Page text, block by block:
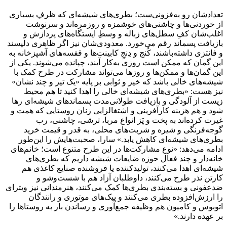
تعدادشان رو به‌فزونی‌ست؛ بطری‌های شیشه‌ای که ظرفِ بسیاری
از خوردنی‌ها و چاشنی‌های خوشمزه و روزمره‌اند و سرنوشت
اغلب‌شان کفِ سطل‌های زباله و وسطِ ایستگاه‌های پردازش و
بازیافت پسماند رقم می‌خورد. معدودی‌شان نیز اگر ظاهری دلپسند
و فانتزی داشته‌باشند، کُنج و دِنجِ کابینت‌ها و قفسه‌های آشپزخانه به
این گمان که ممکن است روزی به‌کار آیند، چپانده می‌شوند. یکی از
این گمان‌ها و ممکن‌ها و روزها می‌تواند مشارکت در طرح کمک با
شیشه‌های خالی باشد که خیر و ثوابی بر پایه «یک تیر و چند نشان»
نیز هست: «بطری‌های شیشه‌ای خالی را اهدا کنید تا هم محیط
زیست از آلودگی و بازیافت طولانی‌مدت پسماندهای شیشه‌ای رها
شود و هم هزینه کارآفرینی و اشتغالزایی زنان‌ روستایی که همت و
غیرت کرده‌اند به پخت و پَز انواع مربا، ترشی، چاشنی، رب
گوجه‌فرنگی و شیره و شربت‌های محلی، به قدر و قیمت خرید
بطری‌های شیشه‌ای کاهش یابد.» سارا، صحبت‌هایش را این‌طور
ادامه می‌دهد: «نوع مشارکت‌ها در این طرح متنوع است؛ خانم‌های
خانه‌دار و چند فعال حوزه ضایعات شیشه داریم که بطری‌های
شیشه‌ای اهدا می‌کنند، تولیدکننده یا فروشنده صنایع کاغذی هم
کارتن‌ نذر طرح می‌کنند، داوطلبان آزاد هم با شست‌وشو و
ضدعفونی و بسته‌بندی بطری‌ها کمک می‌کنند، هنرمندانی نیز ویترای
را ارزش‌افزوده بطری می‌کنند و پیک‌های موتوری و رانندگان
اتوبوس و کامیون هم وظیفه جمع‌آوری و رساندن بار به روستاها را
بر عهده دارند.»